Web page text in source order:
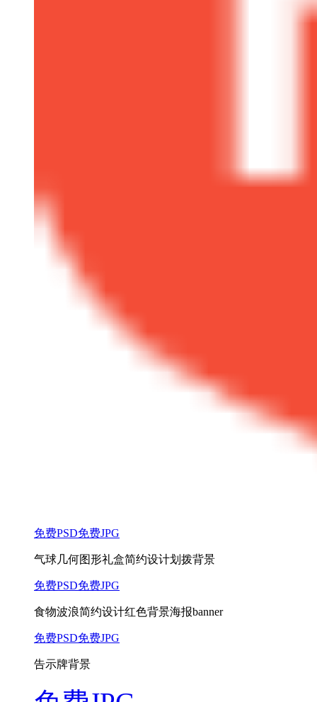
免费PSD免费JPG
气球几何图形礼盒简约设计划拨背景
免费PSD免费JPG
食物波浪简约设计红色背景海报banner
免费PSD免费JPG
告示牌背景